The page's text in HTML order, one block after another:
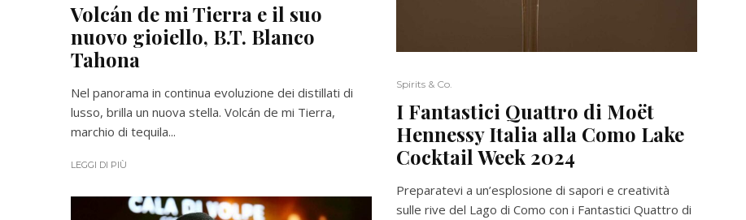
Volcán de mi Tierra e il suo
nuovo gioiello, B.T. Blanco
Tahona
Nel panorama in continua evoluzione dei distillati di
lusso, brilla un nuova stella. Volcán de mi Tierra,
marchio di tequila...
LEGGI DI PIÙ
Spirits & Co.
I Fantastici Quattro di Moët
Hennessy Italia alla Como Lake
Cocktail Week 2024
Preparatevi a un’esplosione di sapori e creatività
sulle rive del Lago di Como con i Fantastici Quattro di